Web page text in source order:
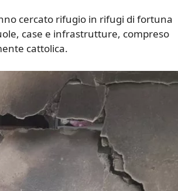
cercato rifugio in rifugi di fortuna
case e infrastrutture, compreso
cattolica.